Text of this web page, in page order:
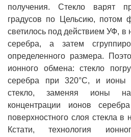
получения. Стекло варят
градусов по Цельсию, потом
светилось под действием УФ, в
серебра, а затем
определенного размера.
ионного обмена: стекло
серебра при 320°С, и ионы
стекло, заменяя ионы
концентрации ионов
поверхностного слоя стекла в
Кстати, технология